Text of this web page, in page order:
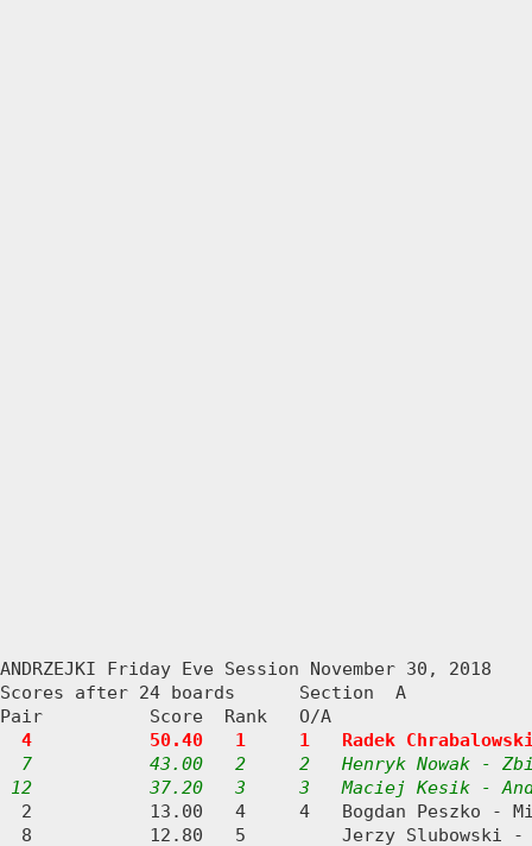
ANDRZEJKI Friday Eve Session November 30, 2018
Scores after 24 boards      Section  A
Pair          Score  Rank   O/A
4           50.40   1     1   Radek Chrabalowski
7           43.00   2     2   Henryk Nowak -
12           37.20   3     3   Maciej Kesik -